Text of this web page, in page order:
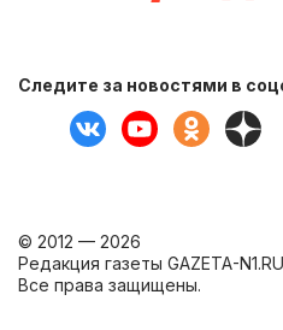
Следите за новостями в
© 2012 — 2026
Редакция газеты GAZETA-N1.RU
Все права защищены.